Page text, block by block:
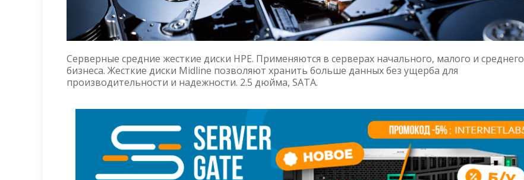
Серверные средние жесткие диски HPE. Применяются в серверах начального, малого и среднего
бизнеса. Жесткие диски Midline позволяют хранить больше данных без ущерба для
производительности и надежности. 2.5 дюйма, SATA.